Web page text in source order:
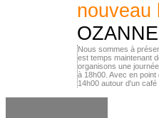
nouveau
OZANNE
Nous sommes à
est temps maintenant
organisons une
à 18h00. Avec en point
14h00 autour d'un